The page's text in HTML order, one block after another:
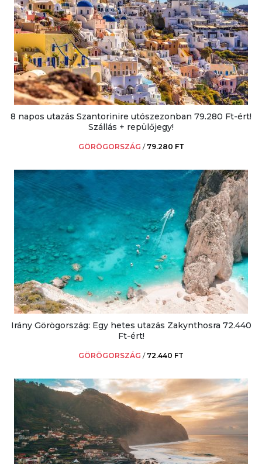
8 napos utazás Szantorinire utószezonban 79.280 Ft-ért!
Szállás + repülőjegy!
GÖRÖGORSZÁG / 79.280 FT
Irány Görögország: Egy hetes utazás Zakynthosra 72.440
Ft-ért!
GÖRÖGORSZÁG / 72.440 FT